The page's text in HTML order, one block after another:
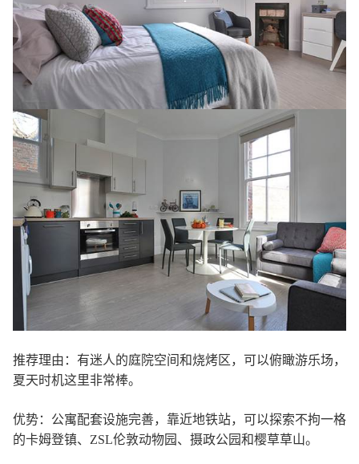
推荐理由：有迷人的庭院空间和烧烤区，可以俯瞰游乐场，
夏天时机这里非常棒。
优势：公寓配套设施完善，靠近地铁站，可以探索不拘一格
的卡姆登镇、ZSL伦敦动物园、摄政公园和樱草草山。